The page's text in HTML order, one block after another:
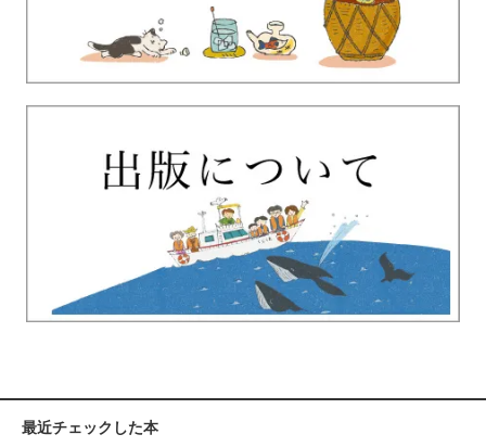
最近チェックした本